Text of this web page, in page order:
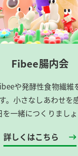
Fibee腸内会
や発酵性食物繊維
。​小さなしあわせを
を一緒につくりましょ
詳しくはこちら